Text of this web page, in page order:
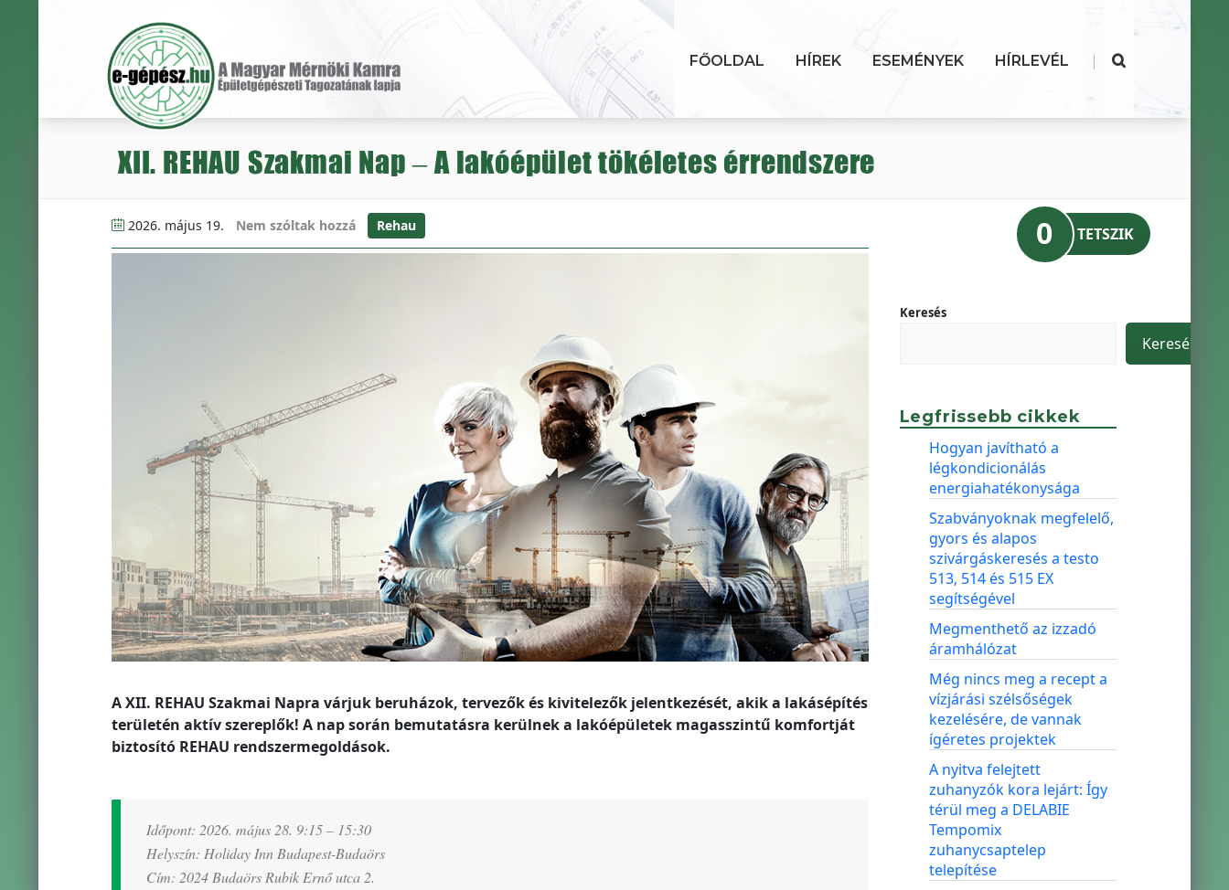
FŐOLDAL HÍREK ESEMÉNYEK HÍRLEVÉL |
XII. REHAU Szakmai Nap – A lakóépület tökéletes érrendszere
2026. május 19. Nem szóltak hozzá Rehau
A XII. REHAU Szakmai Napra várjuk beruházok, tervezők és kivitelezők jelentkezését, akik a lakásépítés
területén aktív szereplők! A nap során bemutatásra kerülnek a lakóépületek magasszintű komfortját
biztosító REHAU rendszermegoldások.
Időpont: 2026. május 28. 9:15 – 15:30
Helyszín: Holiday Inn Budapest-Budaörs
Cím: 2024 Budaörs Rubik Ernő utca 2.
0 TETSZIK
Keresés
Keresés
Legfrissebb cikkek
Hogyan javítható a
légkondicionálás
energiahatékonysága
Szabványoknak megfelelő,
gyors és alapos
szivárgáskeresés a testo
513, 514 és 515 EX
segítségével
Megmenthető az izzadó
áramhálózat
Még nincs meg a recept a
vízjárási szélsőségek
kezelésére, de vannak
ígéretes projektek
A nyitva felejtett
zuhanyzók kora lejárt: Így
térül meg a DELABIE
Tempomix
zuhanycsaptelep
telepítése